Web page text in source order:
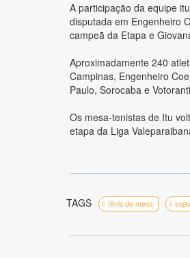
A participação da equipe
disputada em Engenheiro
campeã da Etapa e
Aproximadamente 240
Campinas, Engenheiro
Paulo, Sorocaba e
Os mesa-tenistas de Itu
etapa da Liga
TAGS tênis de mesa